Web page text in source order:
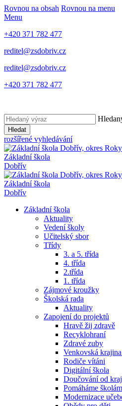
Rovnou na obsah Rovnou na menu
Menu
+420 371 782 477
reditel@zsdobriv.cz
reditel@zsdobriv.cz
+420 371 782 477
Hledat
rozšířené vyhledávání
Základní škola
Dobřív
Základní škola
Dobřív
Základní škola
Aktuality
Vedení školy
Učitelský sbor
Třídy
3. a 5. třída
4. třída
2.třída
1. třída
Zájmové kroužky
Školská rada
Aktuality
Zapojení do projektů
Hravě žij zdravě
Recyklohraní
Zdravé zuby
Venkovská
Rodiče vítáni
Digitální škola
Doučování od
Pomáháme
Modernizace